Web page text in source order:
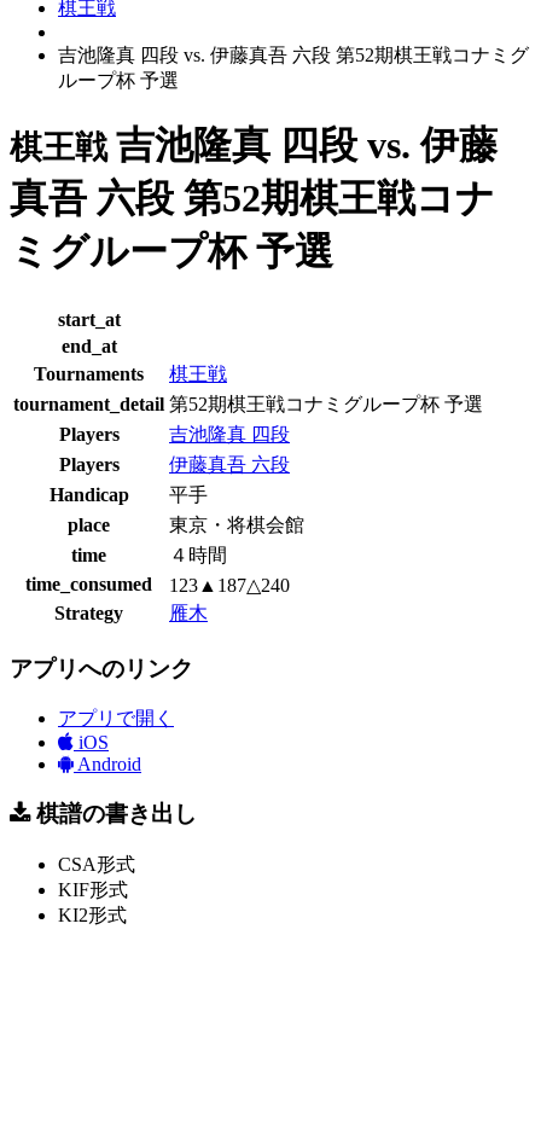
棋王戦
吉池隆真 四段 vs. 伊藤真吾 六段 第52期棋王戦コナミグ
ループ杯 予選
棋王戦 吉池隆真 四段 vs. 伊藤
真吾 六段 第52期棋王戦コナ
ミグループ杯 予選
start_at
end_at
Tournaments
棋王戦
tournament_detail 第52期棋王戦コナミグループ杯 予選
Players
吉池隆真 四段
Players
伊藤真吾 六段
Handicap
平手
place
東京・将棋会館
time
４時間
time_consumed
123▲187△240
Strategy
雁木
アプリへのリンク
アプリで開く
iOS
Android
棋譜の書き出し
CSA形式
KIF形式
KI2形式